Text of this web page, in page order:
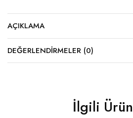
AÇIKLAMA
DEĞERLENDIRMELER (0)
İlgili